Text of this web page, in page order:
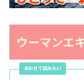
ウーマンエ